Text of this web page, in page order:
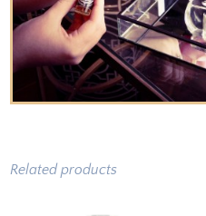
Related products